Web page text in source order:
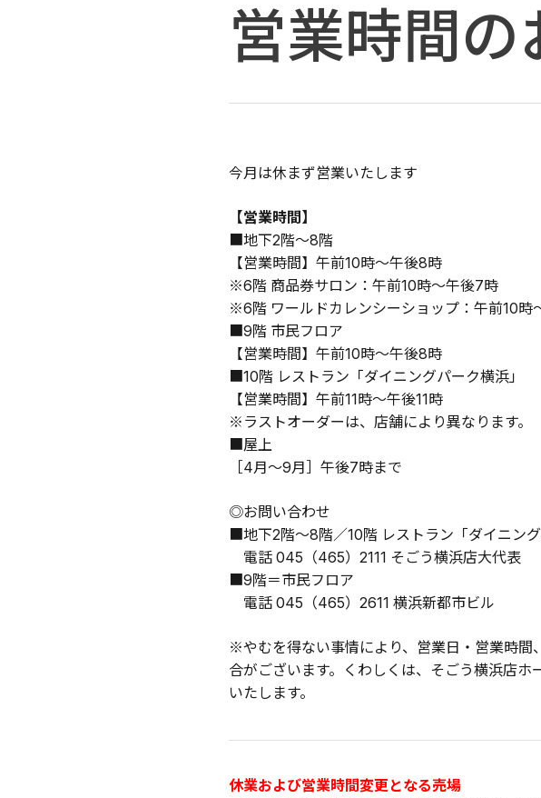
営業時間の
今月は休まず営業いたします
【営業時間】
■地下2階～8階
【営業時間】午前10時～午後8時
※6階 商品券サロン：午前10時～午後7時
※6階 ワールドカレンシーショップ：午前10時
■9階 市民フロア
【営業時間】午前10時～午後8時
■10階 レストラン「ダイニングパーク横浜」
【営業時間】午前11時～午後11時
※ラストオーダーは、店舗により異なります。
■屋上
［4月～9月］午後7時まで
◎お問い合わせ
■地下2階～8階／10階 レストラン「ダイニング
電話 045（465）2111 そごう横浜店大代表
■9階＝市民フロア
電話 045（465）2611 横浜新都市ビル
※やむを得ない事情により、営業日・営業時間
合がございます。くわしくは、そごう横浜店
いたします。
休業および営業時間変更となる売場